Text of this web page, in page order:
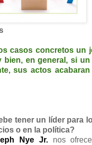
casos concretos un
bien, en general, si un
sus actos
tener un líder para
o en la política?
Nye Jr.nos